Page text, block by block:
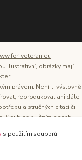
veteran.eu
ilustrativní, obrázky mají
právem. Není-li výslovně
reprodukovat ani dále
a stručných citací či
Souhlas s užitím obsahu
Oršel.
s použitím souborů